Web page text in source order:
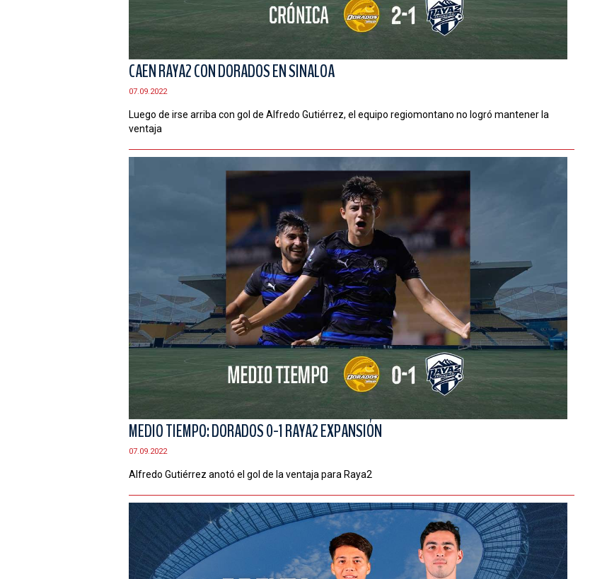
CAEN RAYA2 CON DORADOS EN SINALOA
07.09.2022
Luego de irse arriba con gol de Alfredo Gutiérrez, el equipo regiomontano no logró mantener la
ventaja
MEDIO TIEMPO: DORADOS 0-1 RAYA2 EXPANSIÓN
07.09.2022
Alfredo Gutiérrez anotó el gol de la ventaja para Raya2